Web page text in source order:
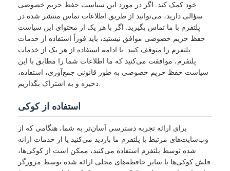
خود کمک کند. اگر در مورد این سیاست حفظ حریم خصوصی
سؤالی دارید، می‌توانید از طریق اطلاعات تماس منتشر شده در
پلتفرم با ما تماس بگیرید. اگر با هر یک از محتوای این سیاست
حفظ حریم خصوصی موافق نیستید، باید فوراً استفاده از خدمات
پلتفرم را متوقف کنید. با ادامه استفاده از هر یک از خدمات
پلتفرم، موافقت می‌کنید که ما اطلاعات شما را مطابق با این
سیاست حفظ حریم خصوصی به طور قانونی جمع‌آوری، استفاده،
استفاده از کوکی
برای ارائه تجربه دسترسی آسان‌تر به شما، هنگامی که از
وب‌سایت‌های مرتبط با پلتفرم ما بازدید می‌کنید یا از خدمات ارائه
شده توسط پلتفرم استفاده می‌کنید، ممکن است از کوکی‌ها،
فلش کوکی‌ها یا سایر حافظه‌های محلی ارائه شده توسط مرورگر